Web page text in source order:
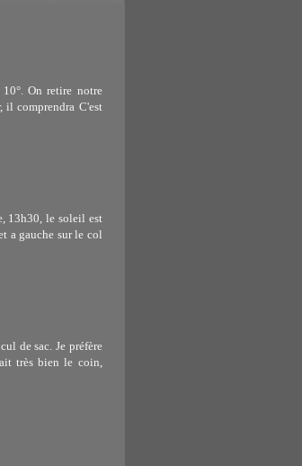
On retire notre
il comprendra C'est
13h30, le soleil est
a gauche sur le col
de sac. Je préfère
très bien le coin,